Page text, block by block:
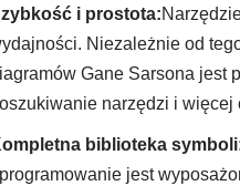
i prostota:
Niezależnie od
Gane Sarsona jest
narzędzi i więcej
biblioteka
jest